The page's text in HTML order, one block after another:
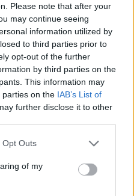
Please note that after your
may continue seeing
information utilized by
to third parties prior to
opt-out of the further
by third parties on the
This information may
parties on the IAB’s List of
further disclose it to other
Opt Outs
of my